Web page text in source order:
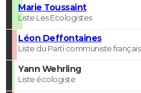
Marie Toussaint
Liste Les Ecologistes
Léon Deffontaines
Liste du Parti communiste français
Yann Wehrling
Liste écologiste